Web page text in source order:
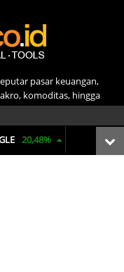
20,48%
pasar keuangan,
komoditas, hingga
dan analisis yang
finansial.